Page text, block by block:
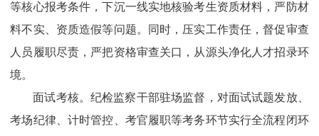
等核心报考条件，下沉一线实地核验考生资质材料，严防材
料不实、资质造假等问题。同时，压实工作责任，督促审查
人员履职尽责，严把资格审查关口，从源头净化人才招录环
境。
面试考核。纪检监察干部驻场监督，对面试试题发放、
考场纪律、计时管控、考官履职等考务环节实行全流程闭环